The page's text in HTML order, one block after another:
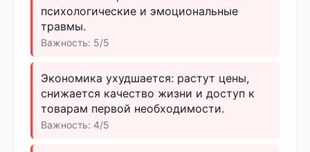
психологические и эмоциональные
травмы.
Важность: 5/5
Экономика ухудшается: растут цены,
снижается качество жизни и доступ к
товарам первой необходимости.
Важность: 4/5